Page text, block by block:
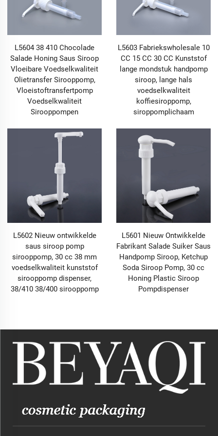
L5604 38 410 Chocolade
Salade Honing Saus Siroop
Vloeibare Voedselkwaliteit
Olietransfer Sirooppomp,
Vloeistoftransfertpomp
Voedselkwaliteit
Sirooppompen
L5603 Fabriekswholesale 10
CC 15 CC 30 CC Kunststof
lange mondstuk handpomp
siroop, lange hals
voedselkwaliteit
koffiesiroppomp,
siroppomplichaam
L5602 Nieuw ontwikkelde
saus siroop pomp
sirooppomp, 30 cc 38 mm
voedselkwaliteit kunststof
sirooppomp dispenser,
38/410 38/400 sirooppomp
L5601 Nieuw Ontwikkelde
Fabrikant Salade Suiker Saus
Handpomp Siroop, Ketchup
Soda Siroop Pomp, 30 cc
Honing Plastic Siroop
Pompdispenser